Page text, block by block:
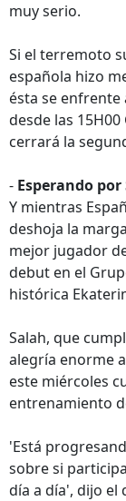
muy serio.
Si el terremoto
española hizo
ésta se enfrente
desde las
cerrará la
- Esperando por
Y mientras
deshoja la
mejor jugador
debut en el
histórica
Salah, que
alegría enorme
este miércoles
entrenamiento
'Está
sobre si
día a día', dijo el